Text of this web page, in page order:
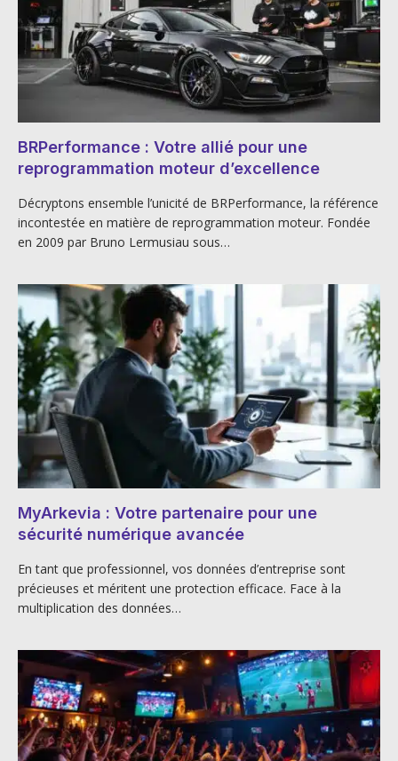
BRPerformance : Votre allié pour une
reprogrammation moteur d’excellence
Décryptons ensemble l’unicité de BRPerformance, la référence
incontestée en matière de reprogrammation moteur. Fondée
en 2009 par Bruno Lermusiau sous…
MyArkevia : Votre partenaire pour une
sécurité numérique avancée
En tant que professionnel, vos données d’entreprise sont
précieuses et méritent une protection efficace. Face à la
multiplication des données…